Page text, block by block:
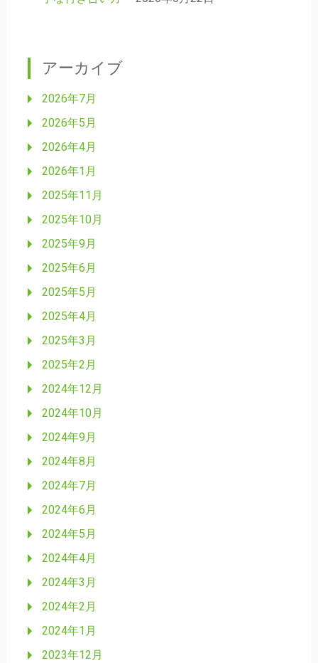
アーカイブ
2026年7月
2026年5月
2026年4月
2026年1月
2025年11月
2025年10月
2025年9月
2025年6月
2025年5月
2025年4月
2025年3月
2025年2月
2024年12月
2024年10月
2024年9月
2024年8月
2024年7月
2024年6月
2024年5月
2024年4月
2024年3月
2024年2月
2024年1月
2023年12月